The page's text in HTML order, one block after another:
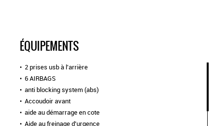
ÉQUIPEMENTS
2 prises usb à l'arrière
6 AIRBAGS
anti blocking system (abs)
Accoudoir avant
aide au démarrage en cote
Aide au freinage d'urgence